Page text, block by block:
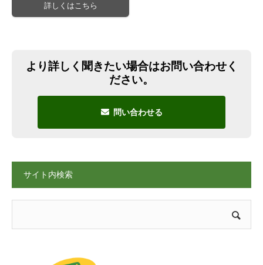
詳しくはこちら
より詳しく聞きたい場合はお問い合わせく
ださい。
問い合わせる
サイト内検索